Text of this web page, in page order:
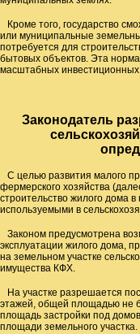
Кроме того, государство
или муниципальные
потребуется для
бытовых объектов. Эта
масштабных инвестиционных
Законодатель
С целью развития малого
фермерского хозяйства
строительство жилого дома
используемыми в
Законом предусмотрена
эксплуатации жилого дома,
на земельном участке
имущества КФХ.
На участке разрешается
этажей, общей площадью не
площадь застройки под
площади земельного участка.